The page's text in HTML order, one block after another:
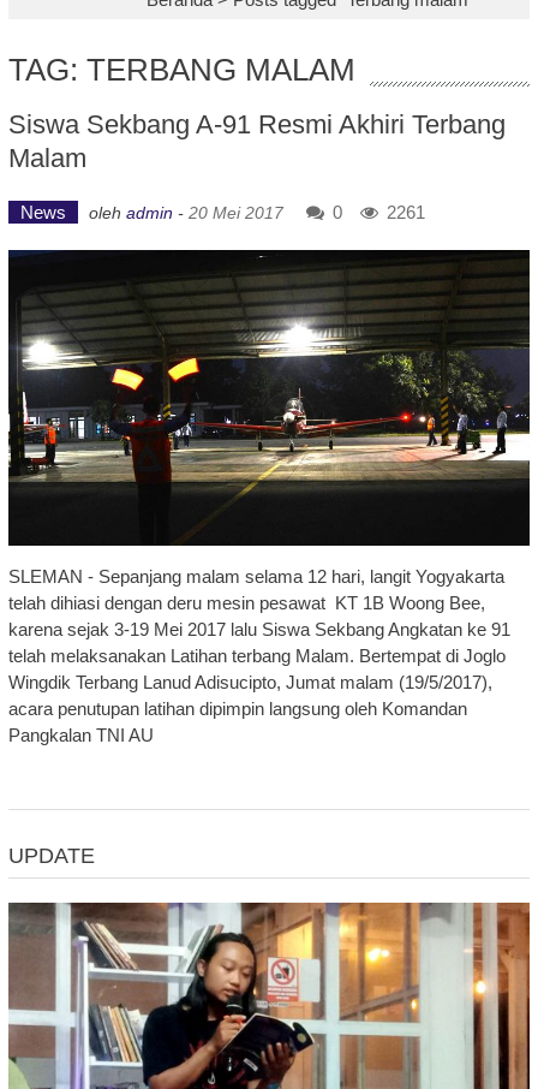
TAG: TERBANG MALAM
Siswa Sekbang A-91 Resmi Akhiri Terbang
Malam
News oleh admin - 20 Mei 2017 0 2261
SLEMAN - Sepanjang malam selama 12 hari, langit Yogyakarta
telah dihiasi dengan deru mesin pesawat KT 1B Woong Bee,
karena sejak 3-19 Mei 2017 lalu Siswa Sekbang Angkatan ke 91
telah melaksanakan Latihan terbang Malam. Bertempat di Joglo
Wingdik Terbang Lanud Adisucipto, Jumat malam (19/5/2017),
acara penutupan latihan dipimpin langsung oleh Komandan
Pangkalan TNI AU
UPDATE